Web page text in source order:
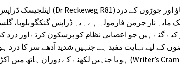
مایہ ناز جرمن فارمولہ ہے۔ یہ ڈراپس گنکگو بلوبا،
کیے گئے ہیں جو اعصابی نظام کو پرسکون کرتے اور درد
کے لیے نہایت مفید ہے جنہیں شدید آدھے سر کا درد